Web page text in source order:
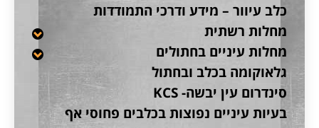
כלב עיוור – מידע ודרכי התמודדות
מחלות רשתית
מחלות עיניים בחתולים
גלאוקומה בכלב ובחתול
סינדרום עין יבשה- KCS
בעיות עיניים נפוצות בכלבים פחוסי אף